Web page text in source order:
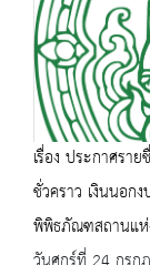
เรื่อง ประกาศรา
ชั่วคราว เงินนอก
พิพิธภัณฑสถานแห่